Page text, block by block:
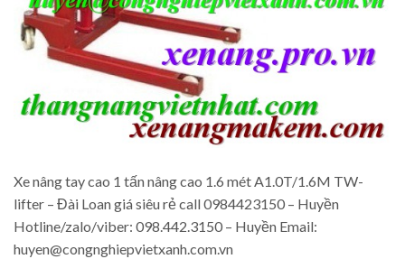
Xe nâng tay cao 1 tấn nâng cao 1.6 mét A1.0T/1.6M TW-
lifter – Đài Loan giá siêu rẻ call 0984423150 – Huyền
Hotline/zalo/viber: 098.442.3150 – Huyền Email:
huyen@congnghiepvietxanh.com.vn